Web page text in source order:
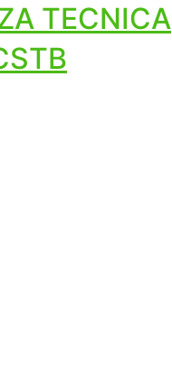
TECNICA